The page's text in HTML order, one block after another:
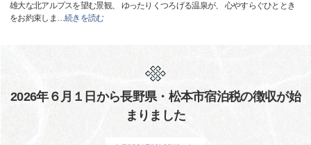
雄大な北アルプスを望む景観、 ゆったりくつろげる温泉が、 心やすらぐひととき
をお約束しま …続きを読む
2026年６月１日から長野県・松本市宿泊税の徴収が始
まりました